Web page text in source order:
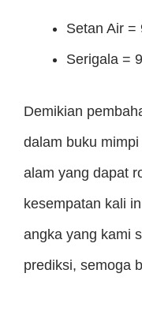
Setan Air =
Serigala =
Demikian
dalam buku
alam yang dapat
kesempatan kali
angka yang kami
prediksi, semoga